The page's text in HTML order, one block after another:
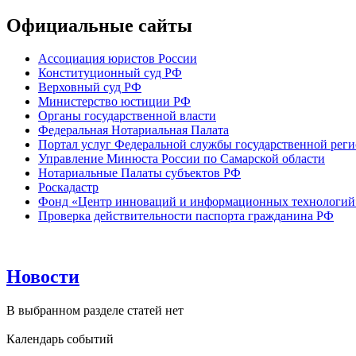
Официальные сайты
Ассоциация юристов России
Конституционный суд РФ
Верховный суд РФ
Министерство юстиции РФ
Органы государственной власти
Федеральная Нотариальная Палата
Портал услуг Федеральной службы государственной
Управление Минюста России по Самарской области
Нотариальные Палаты субъектов РФ
Роскадастр
Фонд «Центр инноваций и информационных
Проверка действительности паспорта гражданина РФ
Новости
В выбранном разделе статей нет
Календарь событий